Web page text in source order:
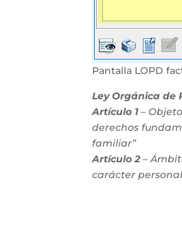
Pantalla LOPD
Ley Orgánica de
Artículo 1–
derechos
familiar”
Artículo 2–
carácter